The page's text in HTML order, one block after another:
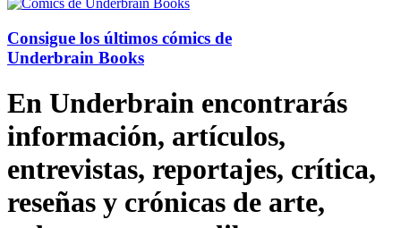
Consigue los últimos cómics de
Underbrain Books
En Underbrain encontrarás
información, artículos,
entrevistas, reportajes, crítica,
reseñas y crónicas de arte,